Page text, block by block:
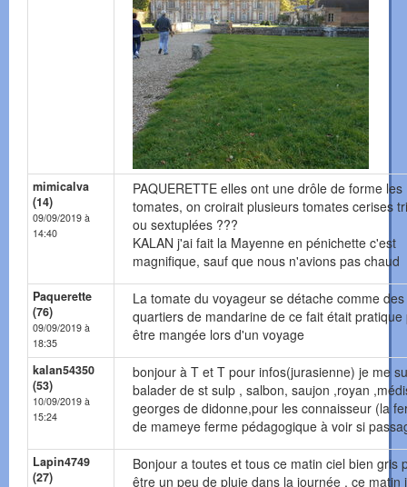
mimicalva
(14)
09/09/2019 à
14:40
PAQUERETTE elles ont une drôle de forme les
tomates, on croirait plusieurs tomates cerises
ou sextuplées ???
KALAN j'ai fait la Mayenne en pénichette c'est
magnifique, sauf que nous n'avions pas chaud
Paquerette
(76)
09/09/2019 à
18:35
La tomate du voyageur se détache comme des
quartiers de mandarine de ce fait était pratique
être mangée lors d'un voyage
kalan54350
(53)
10/09/2019 à
15:24
bonjour à T et T pour infos(jurasienne) je me
balader de st sulp , salbon, saujon ,royan
georges de didonne,pour les connaisseur (la
de mameye ferme pédagogique à voir si
Lapin4749
(27)
Bonjour a toutes et tous ce matin ciel bien gris
être un peu de pluie dans la journée , ce matin